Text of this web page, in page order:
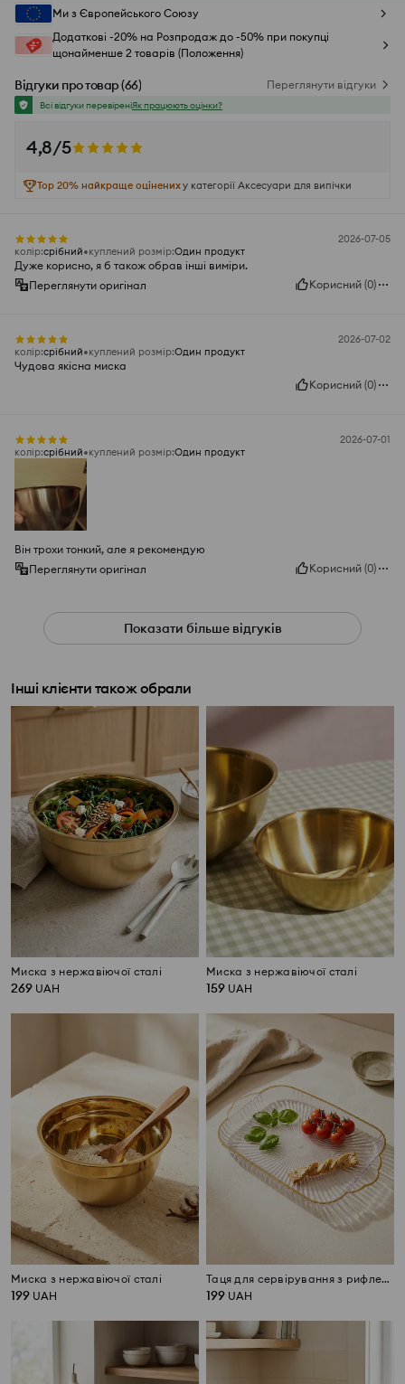
Ми з Європейського Союзу
Додаткові -20% на Розпродаж до -50% при покупці
щонайменше 2 товарів (Положення)
Відгуки про товар(66) Переглянути відгуки
Всі відгуки перевіреніЯк працюють оцінки?
4,8/5
Top 20% найкраще оцінениху категорії Аксесуари для випічки
2026-07-05
колір:срібний куплений розмір:Один продукт
Дуже корисно, я б також обрав інші виміри.
Переглянути оригінал
Корисний (0)
2026-07-02
колір:срібний куплений розмір:Один продукт
Чудова якісна миска
Корисний (0)
2026-07-01
колір:срібний куплений розмір:Один продукт
Він трохи тонкий, але я рекомендую
Переглянути оригінал
Корисний (0)
Показати більше відгуків
Інші клієнти також обрали
Миска з нержавіючої сталі
269 UAH
Миска з нержавіючої сталі
159 UAH
Миска з нержавіючої сталі
199 UAH
Таця для сервірування з рифленням і золотою облямівкою
199 UAH